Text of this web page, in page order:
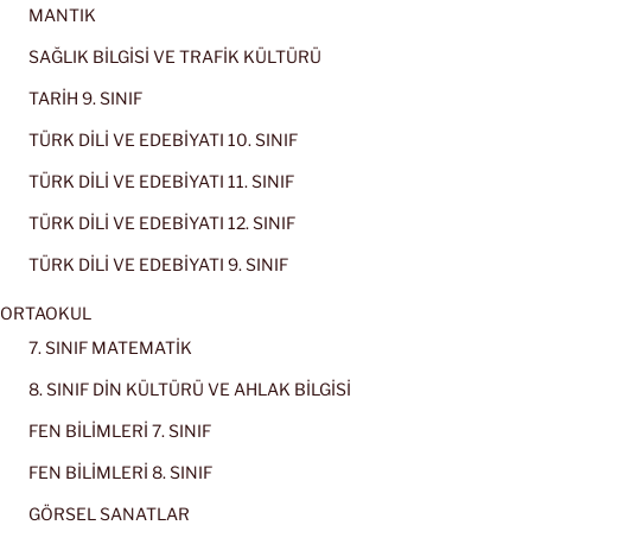
MANTIK
SAĞLIK BİLGİSİ VE TRAFİK KÜLTÜRÜ
TARİH 9. SINIF
TÜRK DİLİ VE EDEBİYATI 10. SINIF
TÜRK DİLİ VE EDEBİYATI 11. SINIF
TÜRK DİLİ VE EDEBİYATI 12. SINIF
TÜRK DİLİ VE EDEBİYATI 9. SINIF
ORTAOKUL
7. SINIF MATEMATİK
8. SINIF DİN KÜLTÜRÜ VE AHLAK BİLGİSİ
FEN BİLİMLERİ 7. SINIF
FEN BİLİMLERİ 8. SINIF
GÖRSEL SANATLAR